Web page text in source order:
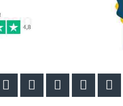
    